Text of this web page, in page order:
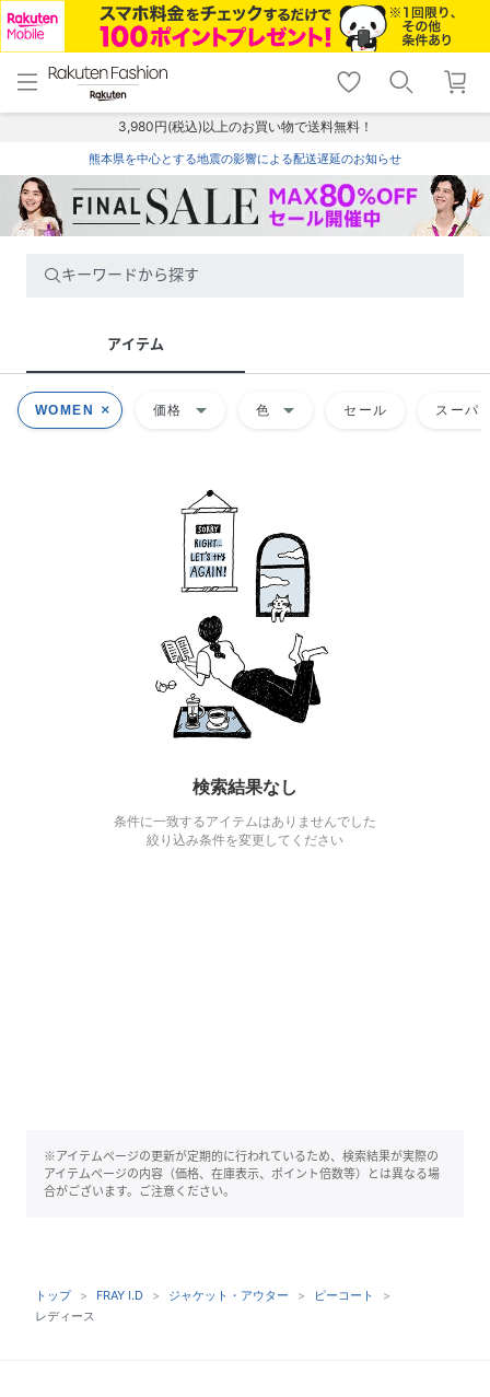
menu home
トップ
shopping_cart lock_outline
ログイン
3,980円(税込)以上のお買い物で送料無料！
熊本県を中心とする地震の影響による配送遅延のお知らせ
キーワードから探す
アイテム
WOMEN 価格 arrow_drop_down 色 arrow_drop_down セール スーパ
検索結果なし
条件に一致するアイテムはありませんでした
絞り込み条件を変更してください
※アイテムページの更新が定期的に行われているため、検索結果が実際の
アイテムページの内容（価格、在庫表示、ポイント倍数等）とは異なる場
合がございます。ご注意ください。
トップ FRAY I.D ジャケット・アウター
ピーコート
レディース